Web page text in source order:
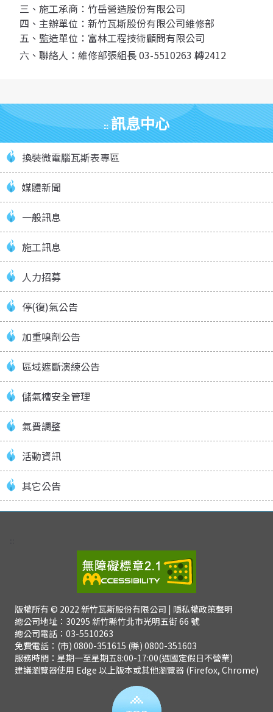
:::訊息中心
換裝微電腦瓦斯表專區
媒體新聞
一般訊息
施工訊息
人力招募
停(復)氣公告
加重嗅劑公告
區域遮斷演練公告
儲氣槽安全管理
氣費調整
活動資訊
其它公告
三、施工承商：竹岳營造股份有限公司
四、主辦單位：新竹瓦斯股份有限公司維修部
五、監造單位：富林工程技術顧問有限公司
六、聯絡人：維修部張組長 03-5510263 轉2412
版權所有 © 2022 新竹瓦斯股份有限公司 | 隱私權政策聲明
總公司地址：30295 新竹縣竹北市光明五街 66 號
總公司電話：03-5510263
免費電話：(市) 0800-351615 (縣) 0800-351603
服務時間：星期一至星期五8:00-17:00(遇國定假日不營業)
建議瀏覽器使用 Edge 以上版本或其他瀏覽器 (Firefox, Chrome)